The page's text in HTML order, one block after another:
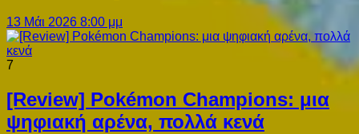
13 Μάι 2026 8:00 μμ
7
[Review] Pokémon Champions: μια
ψηφιακή αρένα, πολλά κενά